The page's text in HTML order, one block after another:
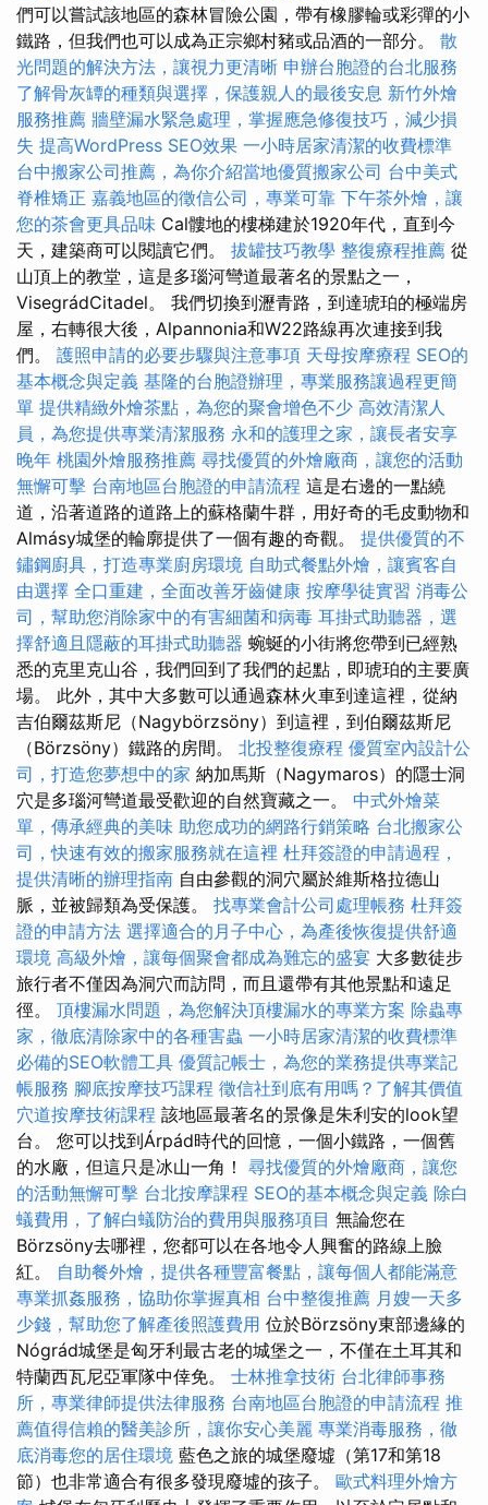
們可以嘗試該地區的森林冒險公園，帶有橡膠輪或彩彈的小
鐵路，但我們也可以成為正宗鄉村豬或品酒的一部分。 散
光問題的解決方法，讓視力更清晰 申辦台胞證的台北服務
了解骨灰罈的種類與選擇，保護親人的最後安息 新竹外燴
服務推薦 牆壁漏水緊急處理，掌握應急修復技巧，減少損
失 提高WordPress SEO效果 一小時居家清潔的收費標準
台中搬家公司推薦，為你介紹當地優質搬家公司 台中美式
脊椎矯正 嘉義地區的徵信公司，專業可靠 下午茶外燴，讓
您的茶會更具品味 Cal髏地的樓梯建於1920年代，直到今
天，建築商可以閱讀它們。 拔罐技巧教學 整復療程推薦 從
山頂上的教堂，這是多瑙河彎道最著名的景點之一，
VisegrádCitadel。 我們切換到瀝青路，到達琥珀的極端房
屋，右轉很大後，Alpannonia和W22路線再次連接到我
們。 護照申請的必要步驟與注意事項 天母按摩療程 SEO的
基本概念與定義 基隆的台胞證辦理，專業服務讓過程更簡
單 提供精緻外燴茶點，為您的聚會增色不少 高效清潔人
員，為您提供專業清潔服務 永和的護理之家，讓長者安享
晚年 桃園外燴服務推薦 尋找優質的外燴廠商，讓您的活動
無懈可擊 台南地區台胞證的申請流程 這是右邊的一點繞
道，沿著道路的道路上的蘇格蘭牛群，用好奇的毛皮動物和
Almásy城堡的輪廓提供了一個有趣的奇觀。 提供優質的不
鏽鋼廚具，打造專業廚房環境 自助式餐點外燴，讓賓客自
由選擇 全口重建，全面改善牙齒健康 按摩學徒實習 消毒公
司，幫助您消除家中的有害細菌和病毒 耳掛式助聽器，選
擇舒適且隱蔽的耳掛式助聽器 蜿蜒的小街將您帶到已經熟
悉的克里克山谷，我們回到了我們的起點，即琥珀的主要廣
場。 此外，其中大多數可以通過森林火車到達這裡，從納
吉伯爾茲斯尼（Nagybörzsöny）到這裡，到伯爾茲斯尼
（Börzsöny）鐵路的房間。 北投整復療程 優質室內設計公
司，打造您夢想中的家 納加馬斯（Nagymaros）的隱士洞
穴是多瑙河彎道最受歡迎的自然寶藏之一。 中式外燴菜
單，傳承經典的美味 助您成功的網路行銷策略 台北搬家公
司，快速有效的搬家服務就在這裡 杜拜簽證的申請過程，
提供清晰的辦理指南 自由參觀的洞穴屬於維斯格拉德山
脈，並被歸類為受保護。 找專業會計公司處理帳務 杜拜簽
證的申請方法 選擇適合的月子中心，為產後恢復提供舒適
環境 高級外燴，讓每個聚會都成為難忘的盛宴 大多數徒步
旅行者不僅因為洞穴而訪問，而且還帶有其他景點和遠足
徑。 頂樓漏水問題，為您解決頂樓漏水的專業方案 除蟲專
家，徹底清除家中的各種害蟲 一小時居家清潔的收費標準
必備的SEO軟體工具 優質記帳士，為您的業務提供專業記
帳服務 腳底按摩技巧課程 徵信社到底有用嗎？了解其價值
穴道按摩技術課程 該地區最著名的景像是朱利安的look望
台。 您可以找到Árpád時代的回憶，一個小鐵路，一個舊
的水廠，但這只是冰山一角！ 尋找優質的外燴廠商，讓您
的活動無懈可擊 台北按摩課程 SEO的基本概念與定義 除白
蟻費用，了解白蟻防治的費用與服務項目 無論您在
Börzsöny去哪裡，您都可以在各地令人興奮的路線上臉
紅。 自助餐外燴，提供各種豐富餐點，讓每個人都能滿意
專業抓姦服務，協助你掌握真相 台中整復推薦 月嫂一天多
少錢，幫助您了解產後照護費用 位於Börzsöny東部邊緣的
Nógrád城堡是匈牙利最古老的城堡之一，不僅在土耳其和
特蘭西瓦尼亞軍隊中倖免。 士林推拿技術 台北律師事務
所，專業律師提供法律服務 台南地區台胞證的申請流程 推
薦值得信賴的醫美診所，讓你安心美麗 專業消毒服務，徹
底消毒您的居住環境 藍色之旅的城堡廢墟（第17和第18
節）也非常適合有很多發現廢墟的孩子。 歐式料理外燴方